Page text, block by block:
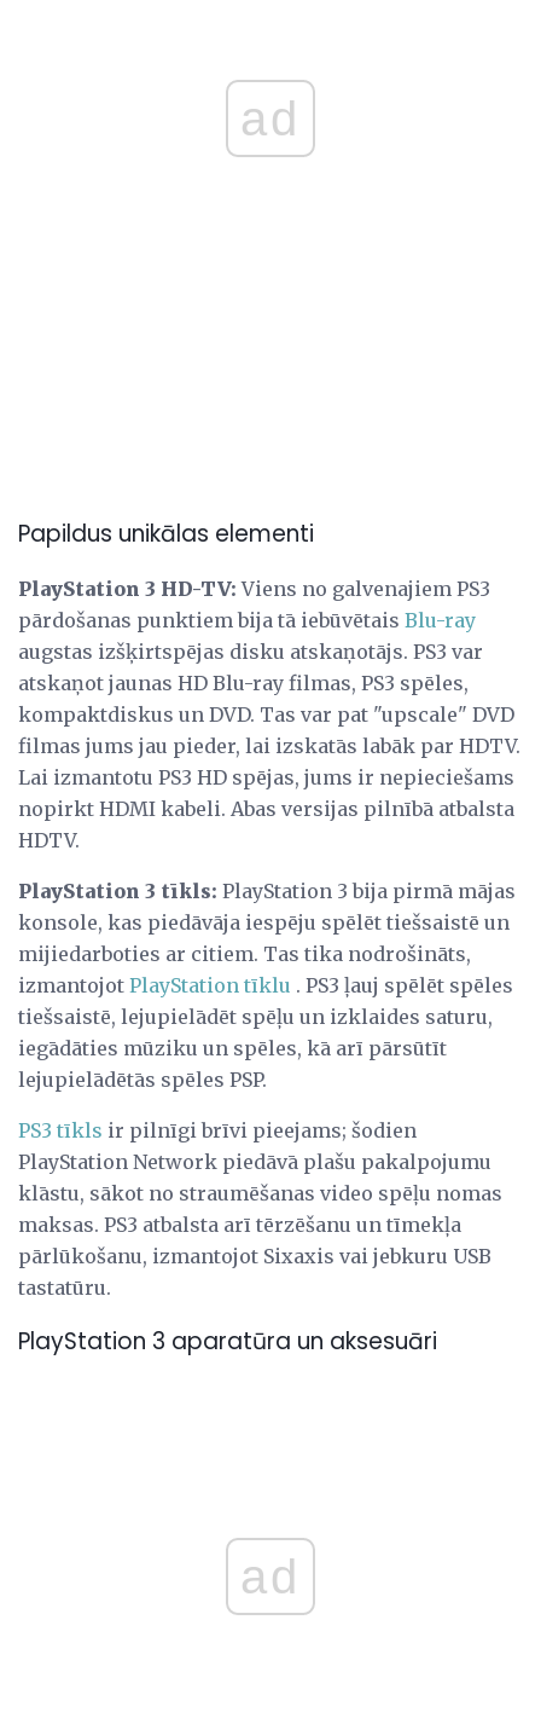
ad
Papildus unikālas elementi
PlayStation 3 HD-TV: Viens no galvenajiem PS3
pārdošanas punktiem bija tā iebūvētais Blu-ray
augstas izšķirtspējas disku atskaņotājs. PS3 var
atskaņot jaunas HD Blu-ray filmas, PS3 spēles,
kompaktdiskus un DVD. Tas var pat "upscale" DVD
filmas jums jau pieder, lai izskatās labāk par HDTV.
Lai izmantotu PS3 HD spējas, jums ir nepieciešams
nopirkt HDMI kabeli. Abas versijas pilnībā atbalsta
HDTV.
PlayStation 3 tīkls: PlayStation 3 bija pirmā mājas
konsole, kas piedāvāja iespēju spēlēt tiešsaistē un
mijiedarboties ar citiem. Tas tika nodrošināts,
izmantojot PlayStation tīklu . PS3 ļauj spēlēt spēles
tiešsaistē, lejupielādēt spēļu un izklaides saturu,
iegādāties mūziku un spēles, kā arī pārsūtīt
lejupielādētās spēles PSP.
PS3 tīkls ir pilnīgi brīvi pieejams; šodien
PlayStation Network piedāvā plašu pakalpojumu
klāstu, sākot no straumēšanas video spēļu nomas
maksas. PS3 atbalsta arī tērzēšanu un tīmekļa
pārlūkošanu, izmantojot Sixaxis vai jebkuru USB
tastatūru.
PlayStation 3 aparatūra un aksesuāri
ad